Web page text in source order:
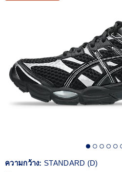
ดาว
หน้า
เดียวกัน
ความกว้าง: STANDARD (D)